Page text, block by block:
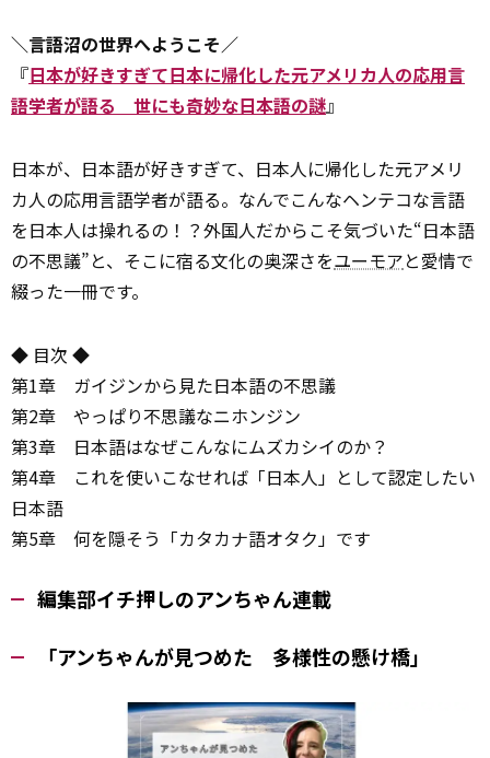
＼言語沼の世界へようこそ／
『日本が好きすぎて日本に帰化した元アメリカ人の応用言
語学者が語る 世にも奇妙な日本語の謎』
日本が、日本語が好きすぎて、日本人に帰化した元アメリ
カ人の応用言語学者が語る。なんでこんなヘンテコな言語
を日本人は操れるの！？外国人だからこそ気づいた“日本語
の不思議”と、そこに宿る文化の奥深さをユーモアと愛情で
綴った一冊です。
◆ 目次 ◆
第1章 ガイジンから見た日本語の不思議
第2章 やっぱり不思議なニホンジン
第3章 日本語はなぜこんなにムズカシイのか？
第4章 これを使いこなせれば「日本人」として認定したい
日本語
第5章 何を隠そう「カタカナ語オタク」です
編集部イチ押しのアンちゃん連載
「アンちゃんが見つめた 多様性の懸け橋」